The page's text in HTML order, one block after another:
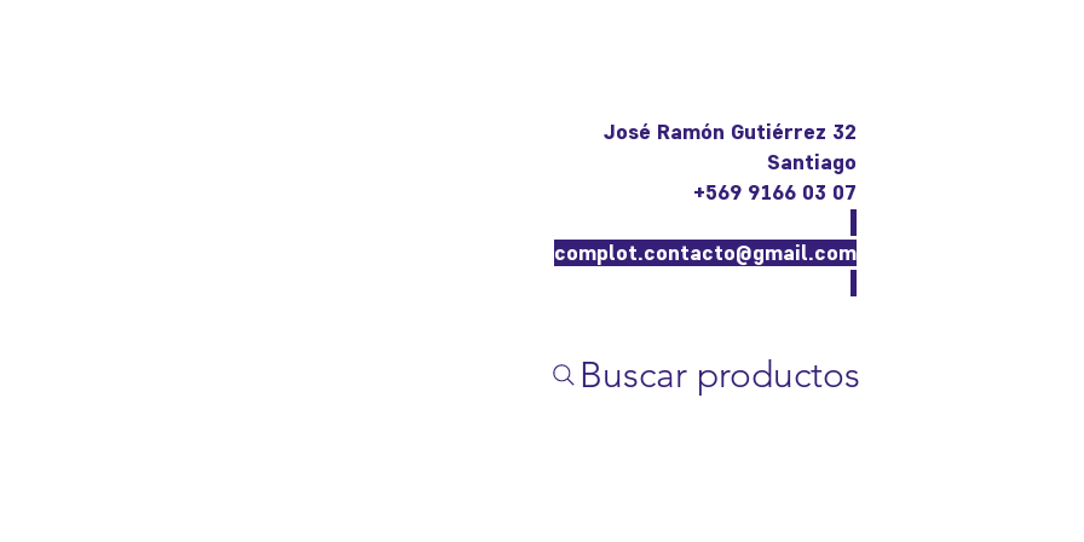
José Ramón Gutiérrez 32
Santiago
+569 9166 03 07
complot.contacto@gmail.com
Buscar productos